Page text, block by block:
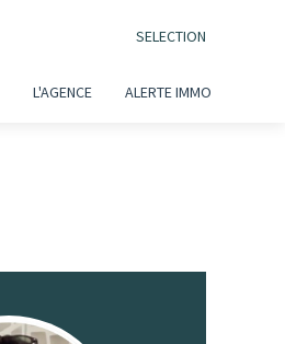
SELECTION
L'AGENCE ALERTE IMMO